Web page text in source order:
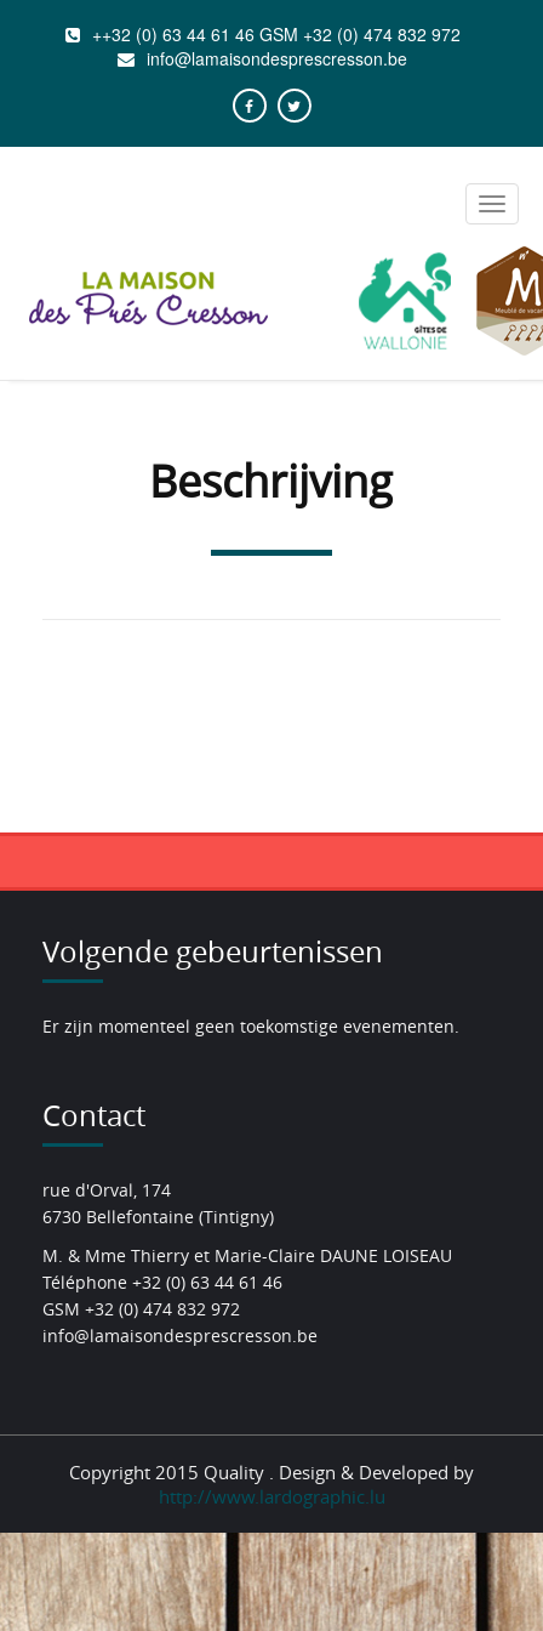
++32 (0) 63 44 61 46 GSM +32 (0) 474 832 972
info@lamaisondesprescresson.be
Toggle
Beschrijving
Volgende gebeurtenissen
Er zijn momenteel geen toekomstige evenementen.
Contact
rue d'Orval, 174
6730 Bellefontaine (Tintigny)
M. & Mme Thierry et Marie-Claire DAUNE LOISEAU
Téléphone +32 (0) 63 44 61 46
GSM +32 (0) 474 832 972
info@lamaisondesprescresson.be
Copyright 2015 Quality . Design & Developed by
http://www.lardographic.lu